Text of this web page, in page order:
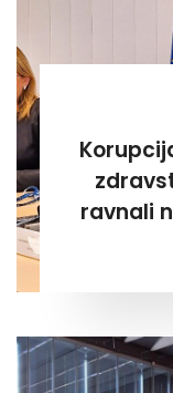
ravnali
za lastni